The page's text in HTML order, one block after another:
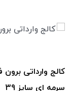
سرمه ای سایز 39